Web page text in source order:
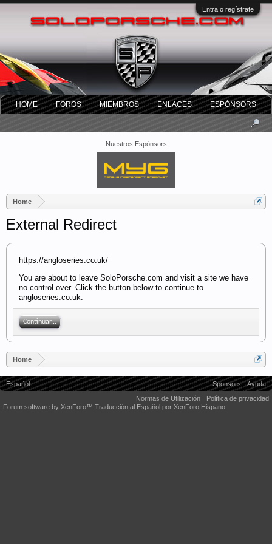
Entra o regístrate
Nuestros Espónsors
Home
External Redirect
https://angloseries.co.uk/
You are about to leave SoloPorsche.com and visit a site we have
no control over. Click the button below to continue to
angloseries.co.uk.
Continuar...
Home
HOME FOROS MIEMBROS ENLACES ESPÓNSORS
Español Sponsors
Ayuda
Normas de Utilización
Política de privacidad
Forum software by XenForo™ Traducción al Español por XenForo Hispano.